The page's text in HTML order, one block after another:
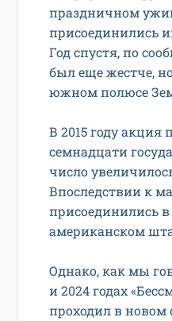
праздничном
присоединились
Год спустя, по
был еще жестче,
южном полюсе
В 2015 году акция
семнадцати
число
Впоследствии к
присоединились
американском
Однако, как мы
и 2024 годах
проходил в новом